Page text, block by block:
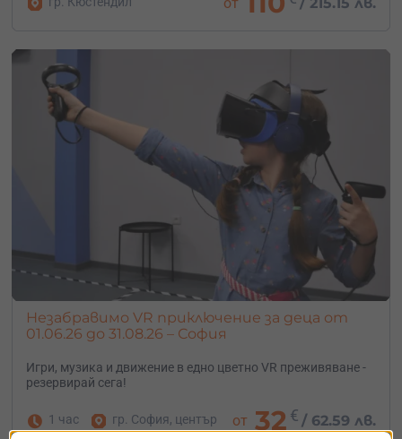
Незабравимо VR приключение за деца от
01.06.26 до 31.08.26 – София
Игри, музика и движение в едно цветно VR преживяване -
резервирай сега!
1 час гр. София, център от 32 € / 62.59 лв.